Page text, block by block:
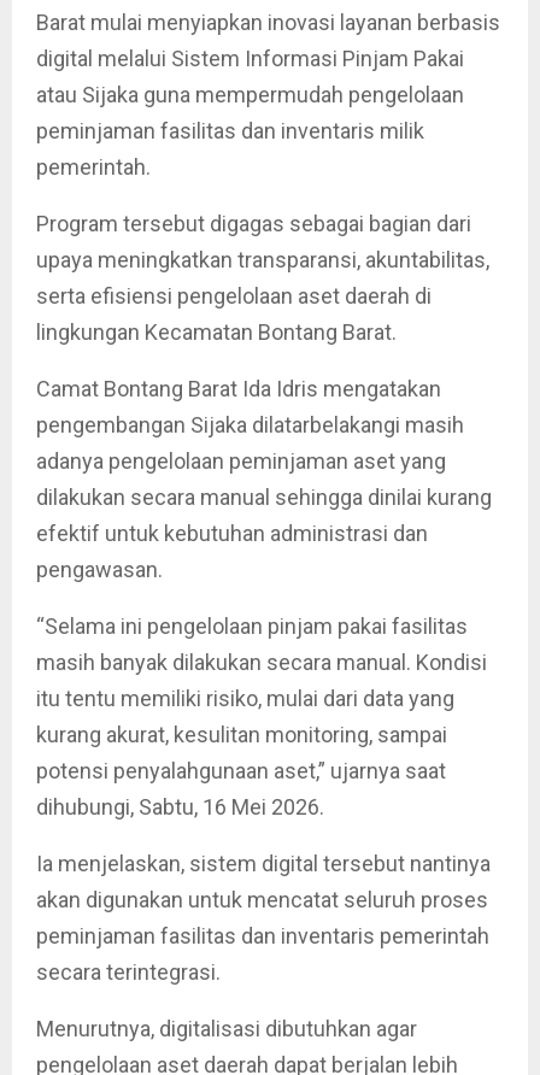
Barat mulai menyiapkan inovasi layanan berbasis
digital melalui Sistem Informasi Pinjam Pakai
atau Sijaka guna mempermudah pengelolaan
peminjaman fasilitas dan inventaris milik
pemerintah.
Program tersebut digagas sebagai bagian dari
upaya meningkatkan transparansi, akuntabilitas,
serta efisiensi pengelolaan aset daerah di
lingkungan Kecamatan Bontang Barat.
Camat Bontang Barat Ida Idris mengatakan
pengembangan Sijaka dilatarbelakangi masih
adanya pengelolaan peminjaman aset yang
dilakukan secara manual sehingga dinilai kurang
efektif untuk kebutuhan administrasi dan
pengawasan.
“Selama ini pengelolaan pinjam pakai fasilitas
masih banyak dilakukan secara manual. Kondisi
itu tentu memiliki risiko, mulai dari data yang
kurang akurat, kesulitan monitoring, sampai
potensi penyalahgunaan aset,” ujarnya saat
dihubungi, Sabtu, 16 Mei 2026.
Ia menjelaskan, sistem digital tersebut nantinya
akan digunakan untuk mencatat seluruh proses
peminjaman fasilitas dan inventaris pemerintah
secara terintegrasi.
Menurutnya, digitalisasi dibutuhkan agar
pengelolaan aset daerah dapat berjalan lebih